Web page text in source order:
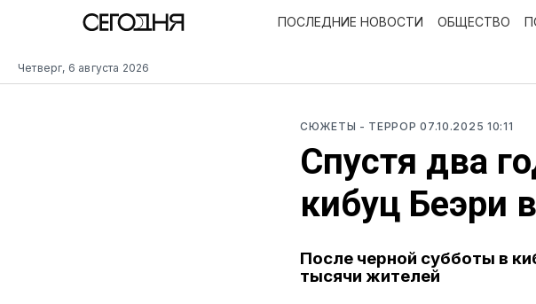
Четверг, 6 августа 2026
ПОСЛЕДНИЕ НОВОСТИ ОБЩЕСТВО
СЮЖЕТЫ - ТЕРРОР07.10.2025 10:11
Спустя два
кибуц Беэри
После черной субботы в
тысячи жителей